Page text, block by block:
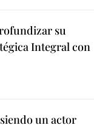
su
Integral con
un actor